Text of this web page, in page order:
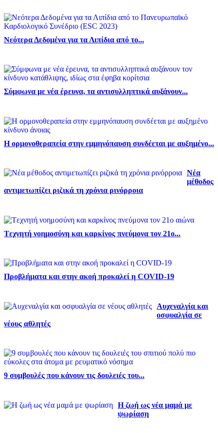
Νεότερα Δεδομένα για τα Λιπίδια από το...
Σύμφωνα με νέα έρευνα, τα αντισυλληπτικά αυξάνουν...
Η ορμονοθεραπεία στην εμμηνόπαυση συνδέεται με αυξημένο...
Νέα
μέθοδος
αντιμετωπίζει ριζικά τη χρόνια ρινόρροια
Tεχνητή νοημοσύνη και καρκίνος πνεύμονα τον 21ο...
Προβλήματα και στην ακοή προκαλεί η COVID-19
Αυχεναλγία και
οσφυαλγία σε
νέους αθλητές
9 συμβουλές που κάνουν τις δουλειές του...
Η ζωή ως νέα μαμά με
ψωρίαση